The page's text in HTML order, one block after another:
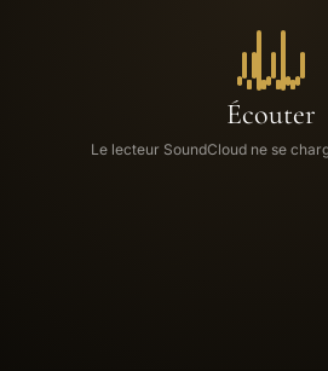
Écouter
Le lecteur SoundCloud ne se